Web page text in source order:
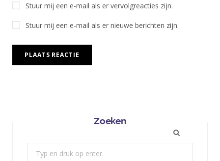
Stuur mij een e-mail als er vervolgreacties zijn.
Stuur mij een e-mail als er nieuwe berichten zijn.
Zoeken